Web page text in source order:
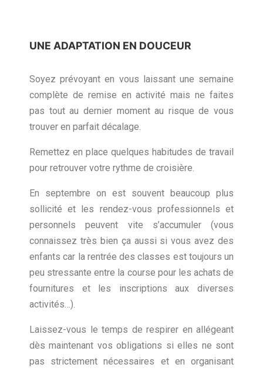
UNE ADAPTATION EN DOUCEUR
Soyez prévoyant en vous laissant une semaine
complète de remise en activité mais ne faites
pas tout au dernier moment au risque de vous
trouver en parfait décalage.
Remettez en place quelques habitudes de travail
pour retrouver votre rythme de croisière.
En septembre on est souvent beaucoup plus
sollicité et les rendez-vous professionnels et
personnels peuvent vite s’accumuler (vous
connaissez très bien ça aussi si vous avez des
enfants car la rentrée des classes est toujours un
peu stressante entre la course pour les achats de
fournitures et les inscriptions aux diverses
activités…).
Laissez-vous le temps de respirer en allégeant
dès maintenant vos obligations si elles ne sont
pas strictement nécessaires et en organisant